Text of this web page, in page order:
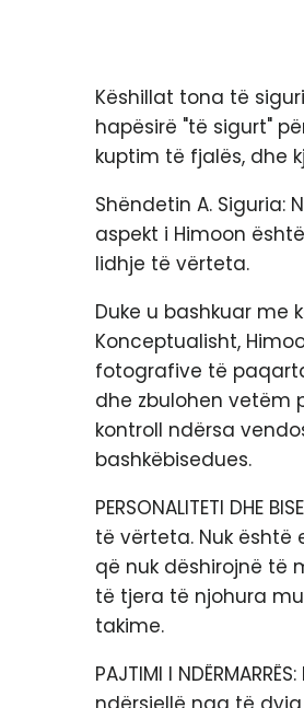
Këshillat tona të
hapësirë ​​"të sigurt"
kuptim të fjalës, dhe
Shëndetin A. Siguria:
aspekt i Himoon
lidhje të vërteta.
Duke u bashkuar me
Konceptualisht,
fotografive të
dhe zbulohen vetëm
kontroll ndërsa
bashkëbisedues.
PERSONALITETI DHE
të vërteta. Nuk është
që nuk dëshirojnë të
të tjera të njohura
takime.
PAJTIMI I